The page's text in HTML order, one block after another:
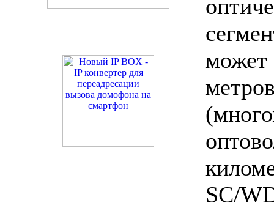
SC/